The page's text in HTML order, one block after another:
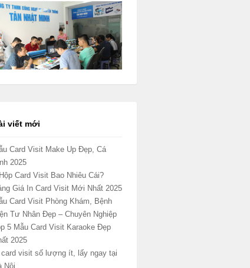
viết mới
Card Visit Make Up Đẹp, Cá
2025
Card Visit Bao Nhiêu Cái?
Giá In Card Visit Mới Nhất 2025
Card Visit Phòng Khám, Bệnh
Tư Nhân Đẹp – Chuyên Nghiệp
5 Mẫu Card Visit Karaoke Đẹp
2025
card visit số lượng ít, lấy ngay tại
Nội